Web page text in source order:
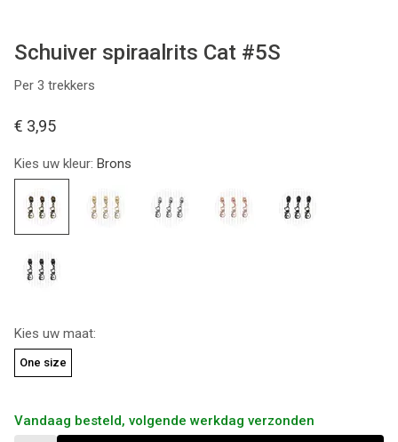
Schuiver spiraalrits Cat #5S
Per 3 trekkers
€ 3,95
Kies uw kleur: Brons
Kies uw maat:
One size
Vandaag besteld, volgende werkdag verzonden